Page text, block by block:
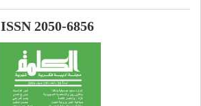
ISSN 2050-6856